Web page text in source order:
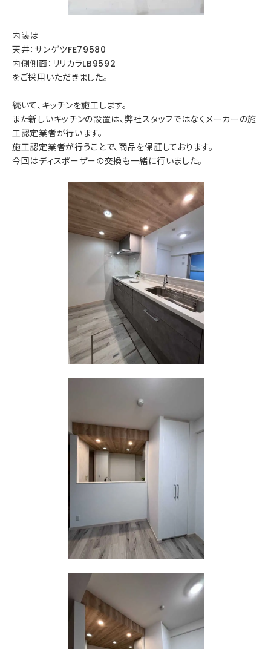
内装は
天井：サンゲツFE79580
内側側面：リリカラLB9592
をご採用いただきました。
続いて、キッチンを施工します。
また新しいキッチンの設置は、弊社スタッフではなくメーカーの施
工認定業者が行います。
施工認定業者が行うことで、商品を保証しております。
今回はディスポーザーの交換も一緒に行いました。